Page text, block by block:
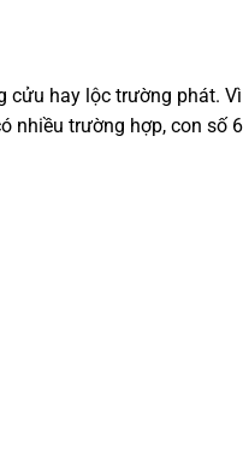
hay lộc trường phát.
nhiều trường hợp, con số